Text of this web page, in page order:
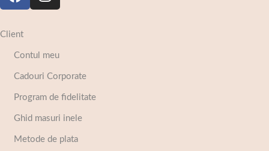
Client
Contul meu
Cadouri Corporate
Program de fidelitate
Ghid masuri inele
Metode de plata